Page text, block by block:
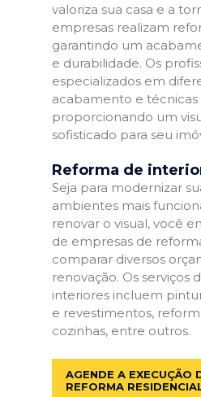
valoriza sua casa e a
empresas realizam
garantindo um
e durabilidade. Os
especializados em
acabamento e técnicas
proporcionando um
sofisticado para seu
Reforma de
Seja para modernizar
ambientes mais
renovar o visual, você
de empresas de
comparar diversos
renovação. Os serviços
interiores incluem
e revestimentos,
cozinhas, entre outros.
AGENDE A EXECUÇÃO
REFORMA